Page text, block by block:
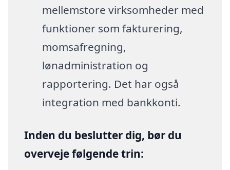
mellemstore virksomheder med
funktioner som fakturering,
momsafregning,
lønadministration og
rapportering. Det har også
integration med bankkonti.
Inden du beslutter dig, bør du
overveje følgende trin: